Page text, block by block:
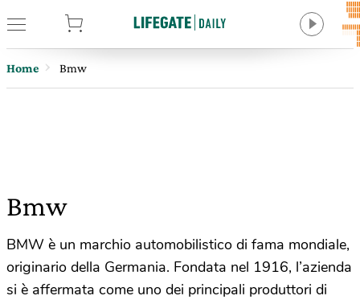
Home Bmw
Bmw
BMW è un marchio automobilistico di fama mondiale,
originario della Germania. Fondata nel 1916, l’azienda
si è affermata come uno dei principali produttori di